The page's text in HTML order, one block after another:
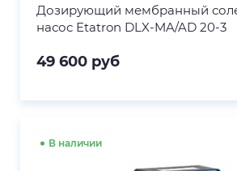
Дозирующий мембранный
насос Etatron DLX-MA/AD 20-3
49 600 руб
В наличии